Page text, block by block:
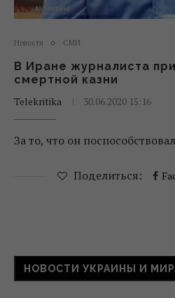
Новости СМИ
В Иране журналиста
смертной казни
Telekritika
30.06.2020 15:16
За то, что он
Поделиться:
НОВОСТИ УКРАИНЫ И